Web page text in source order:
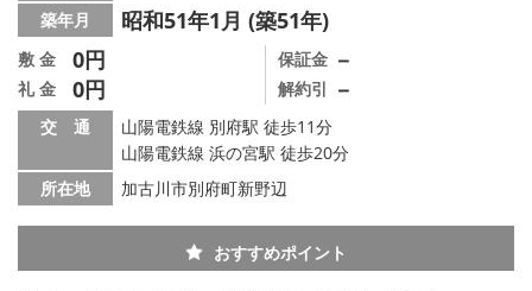
スタッフ募集中
店舗情報·アクセス
メールでお問い合わせ
築年月 昭和51年1月 (築51年)
敷 金 0円
礼 金 0円
保証金 －
解約引 －
交 通
山陽電鉄線 別府駅 徒歩11分
山陽電鉄線 浜の宮駅 徒歩20分
所在地
加古川市別府町新野辺
おすすめポイント